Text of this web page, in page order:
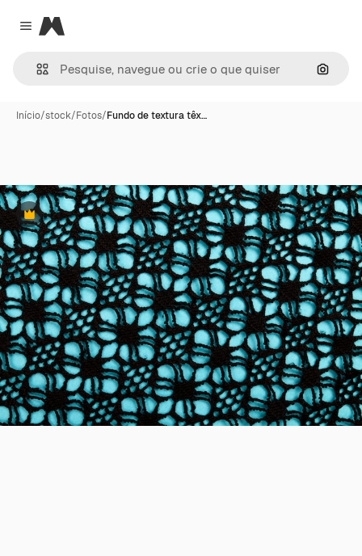
Close menu
Magnific
Início/stock/Fotos/Fundo de textura têx…
Premium